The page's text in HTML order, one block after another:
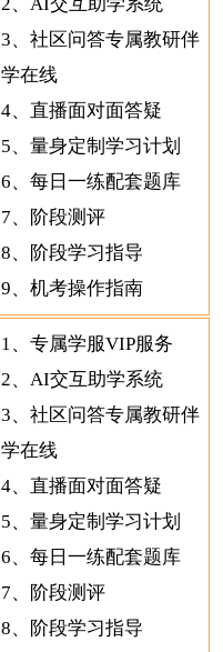
2、AI交互助学系统
3、社区问答专属教研伴
学在线
4、直播面对面答疑
5、量身定制学习计划
6、每日一练配套题库
7、阶段测评
8、阶段学习指导
9、机考操作指南
1、专属学服VIP服务
2、AI交互助学系统
3、社区问答专属教研伴
学在线
4、直播面对面答疑
5、量身定制学习计划
6、每日一练配套题库
7、阶段测评
8、阶段学习指导